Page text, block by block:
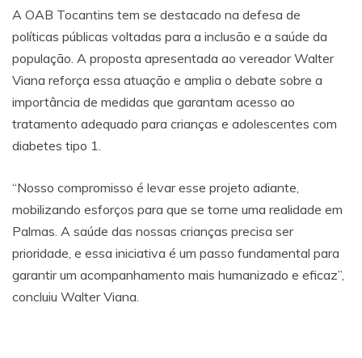
A OAB Tocantins tem se destacado na defesa de
políticas públicas voltadas para a inclusão e a saúde da
população. A proposta apresentada ao vereador Walter
Viana reforça essa atuação e amplia o debate sobre a
importância de medidas que garantam acesso ao
tratamento adequado para crianças e adolescentes com
diabetes tipo 1.
“Nosso compromisso é levar esse projeto adiante,
mobilizando esforços para que se torne uma realidade em
Palmas. A saúde das nossas crianças precisa ser
prioridade, e essa iniciativa é um passo fundamental para
garantir um acompanhamento mais humanizado e eficaz”,
concluiu Walter Viana.